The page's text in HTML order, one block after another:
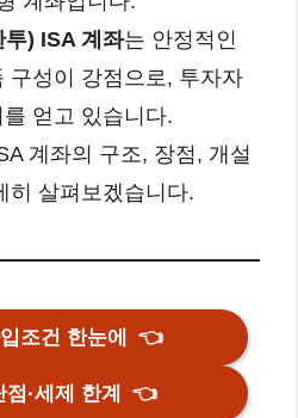
) ISA 계좌는 안정적인
구성이 강점으로, 투자자
얻고 있습니다.
계좌의 구조, 장점, 개설
히 살펴보겠습니다.
입조건 한눈에👈
점·세제 한계👈